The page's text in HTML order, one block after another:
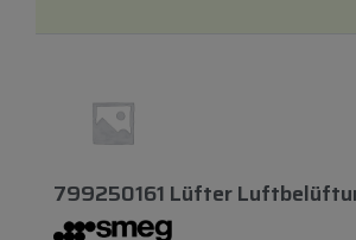
799250161 Lüfter